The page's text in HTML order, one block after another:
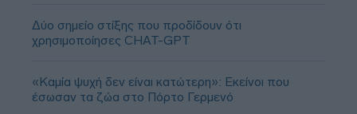
Δύο σημείο στίξης που προδίδουν ότι
χρησιμοποίησες CHAT-GPT
«Καμία ψυχή δεν είναι κατώτερη»: Εκείνοι που
έσωσαν τα ζώα στο Πόρτο Γερμενό